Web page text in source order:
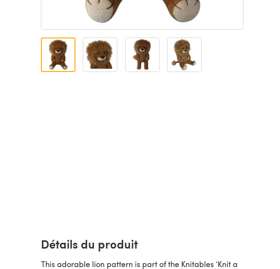
Détails du produit
This adorable lion pattern is part of the Knitables ‘Knit a